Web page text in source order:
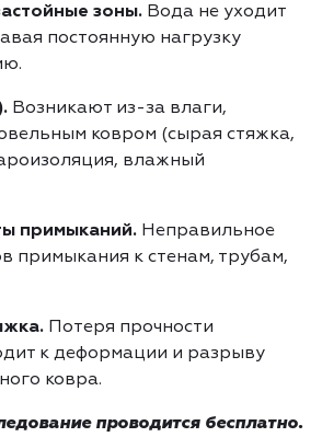
зоны. Вода не уходит
постоянную нагрузку
Возникают из-за влаги,
ковром (сырая стяжка,
влажный
примыканий. Неправильное
примыкания к стенам, трубам,
Потеря прочности
к деформации и разрыву
ковра.
проводится бесплатно.